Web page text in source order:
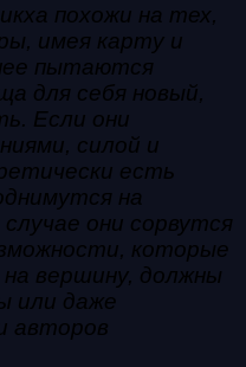
похожи на тех,
имея карту и
пытаются
для себя новый,
Если они
силой и
есть
на
они сорвутся
которые
вершину, должны
или даже
авторов